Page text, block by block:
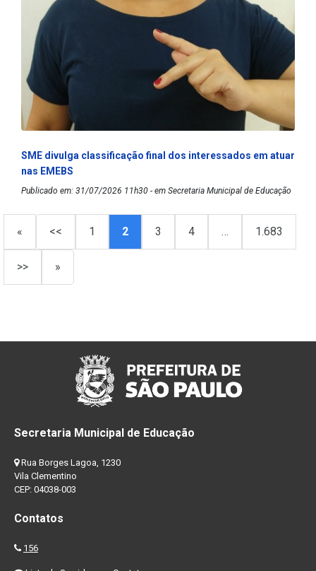
SME divulga classificação final dos interessados em atuar
nas EMEBS
Publicado em: 31/07/2026 11h30 - em Secretaria Municipal de Educação
« << 1 2 3 4 … 1.683
>> »
Secretaria Municipal de Educação
Rua Borges Lagoa, 1230
Vila Clementino
CEP: 04038-003
Contatos
156